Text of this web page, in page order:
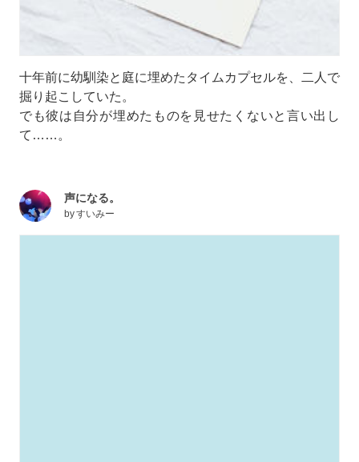
十年前に幼馴染と庭に埋めたタイムカプセルを、二人で
掘り起こしていた。
でも彼は自分が埋めたものを見せたくないと言い出し
て……。
声になる。
byすいみー